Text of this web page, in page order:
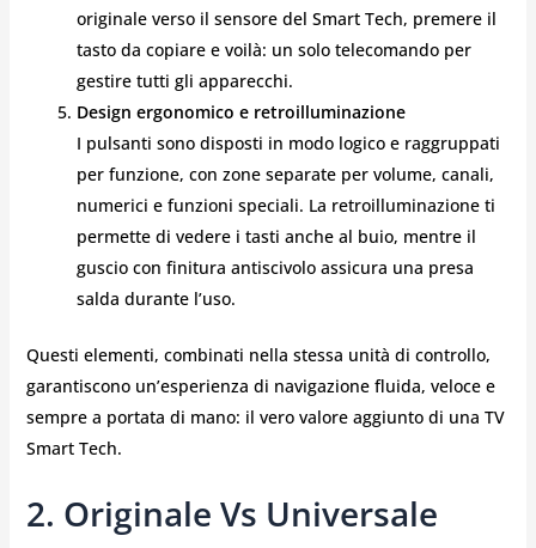
originale verso il sensore del Smart Tech, premere il
tasto da copiare e voilà: un solo telecomando per
gestire tutti gli apparecchi.
Design ergonomico e retroilluminazione
I pulsanti sono disposti in modo logico e raggruppati
per funzione, con zone separate per volume, canali,
numerici e funzioni speciali. La retroilluminazione ti
permette di vedere i tasti anche al buio, mentre il
guscio con finitura antiscivolo assicura una presa
salda durante l’uso.
Questi elementi, combinati nella stessa unità di controllo,
garantiscono un’esperienza di navigazione fluida, veloce e
sempre a portata di mano: il vero valore aggiunto di una TV
Smart Tech.
2. Originale Vs Universale